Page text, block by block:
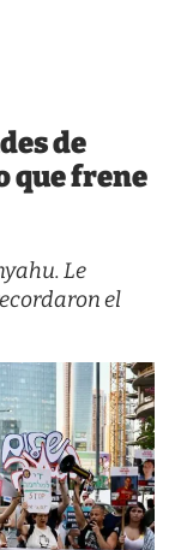
de
que frene
Le
el